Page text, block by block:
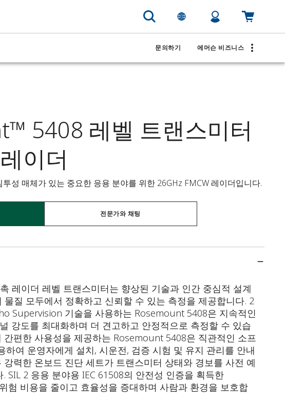
문의하기 에머슨 비즈니스
5408 레벨 트랜스미터
이더
성 매체가 있는 중요한 응용 분야를 위한 26GHz FMCW 레이더입니다.
전문가와 채팅
레이더 레벨 트랜스미터는 향상된 기술과 인간 중심적 설계
물질 모두에서 정확하고 신뢰할 수 있는 측정을 제공합니다. 2
Supervision 기술을 사용하는 Rosemount 5408은 지속적인
강도를 최대화하며 더 견고하고 안정적으로 측정할 수 있습
간편한 사용성을 제공하는 Rosemount 5408은 직관적인 소프
하여 운영자에게 설치, 시운전, 검증 시험 및 유지 관리를 안내
력한 온보드 진단 세트가 트랜스미터 상태와 경보를 사전 예
SIL 2 응용 분야용 IEC 61508의 안전성 인증을 획득한
험 비용을 줄이고 효율성을 증대하며 사람과 환경을 보호합